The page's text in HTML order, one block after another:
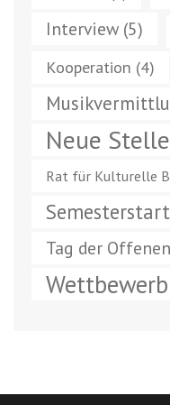
Interview (5)
Kooperation (4)
Neue Stelle
Rat für Kulturelle
Semesterstart
Tag der
Wettbewerb